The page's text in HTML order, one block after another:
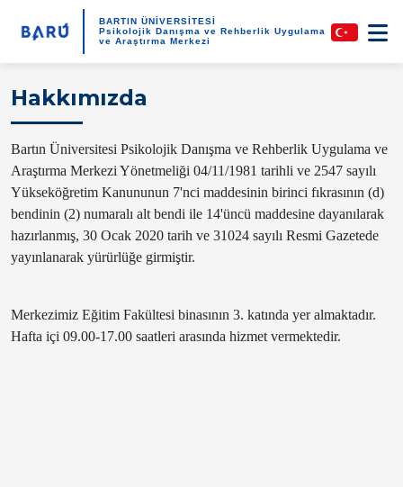
BARTIN ÜNİVERSİTESİ
Psikolojik Danışma ve Rehberlik Uygulama
ve Araştırma Merkezi
Hakkımızda
Bartın Üniversitesi Psikolojik Danışma ve Rehberlik Uygulama ve
Araştırma Merkezi Yönetmeliği 04/11/1981 tarihli ve 2547 sayılı
Yükseköğretim Kanununun 7'nci maddesinin birinci fıkrasının (d)
bendinin (2) numaralı alt bendi ile 14'üncü maddesine dayanılarak
hazırlanmış, 30 Ocak 2020 tarih ve 31024 sayılı Resmi Gazetede
yayınlanarak yürürlüğe girmiştir.
Merkezimiz Eğitim Fakültesi binasının 3. katında yer almaktadır.
Hafta içi 09.00-17.00 saatleri arasında hizmet vermektedir.